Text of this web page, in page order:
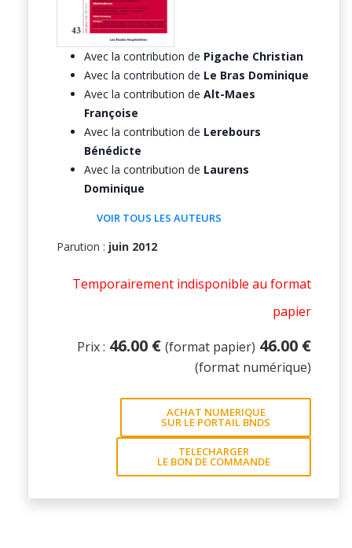
Avec la contribution de Pigache Christian
Avec la contribution de Le Bras Dominique
Avec la contribution de Alt-Maes
Françoise
Avec la contribution de Lerebours
Bénédicte
Avec la contribution de Laurens
Dominique
VOIR TOUS LES AUTEURS
Parution : juin 2012
Temporairement indisponible au format
papier
Prix : 46.00 € (format papier) 46.00 €
(format numérique)
ACHAT NUMERIQUE
SUR LE PORTAIL BNDS
TELECHARGER
LE BON DE COMMANDE